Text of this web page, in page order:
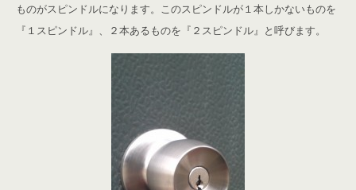
ものがスピンドルになります。このスピンドルが１本しかないものを
『１スピンドル』、２本あるものを『２スピンドル』と呼びます。